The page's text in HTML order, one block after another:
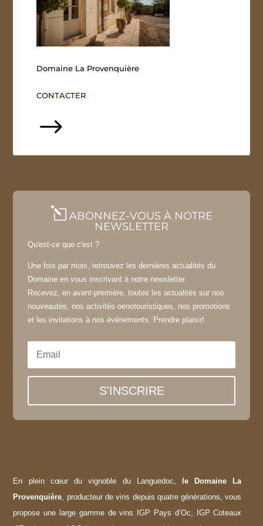
Domaine La Provenquière
CONTACTER
$
l ABONNEZ-VOUS À NOTRE
NEWSLETTER
Qu'est-ce que c'est ?
Une fois par mois, retrouvez les dernières actualités du
Domaine en vous inscrivant à notre newsletter.
Recevez, en avant-première, toutes les actualités sur nos
nouveautés, nos activités oenotouristiques, nos promotions
et les invitations à nos événements. Prendre plaisir!
S'INSCRIRE
En plein cœur du vignoble du Languedoc,
le Domaine La
Provenquière, producteur de vins depuis quatre générations, vous
propose une large gamme de vins IGP Pays d’Oc, IGP Coteaux